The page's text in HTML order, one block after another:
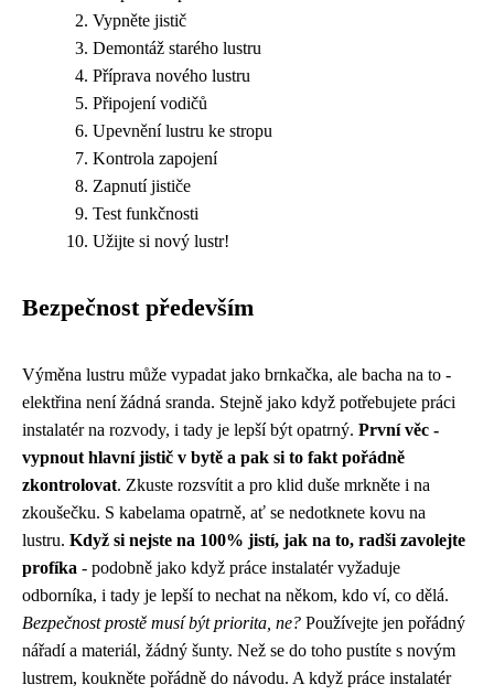
Vypněte jistič
Demontáž starého lustru
Příprava nového lustru
Připojení vodičů
Upevnění lustru ke stropu
Kontrola zapojení
Zapnutí jističe
Test funkčnosti
Užijte si nový lustr!
Bezpečnost především
Výměna lustru může vypadat jako brnkačka, ale bacha na to -
elektřina není žádná sranda. Stejně jako když potřebujete práci
instalatér na rozvody, i tady je lepší být opatrný. První věc -
vypnout hlavní jistič v bytě a pak si to fakt pořádně
zkontrolovat. Zkuste rozsvítit a pro klid duše mrkněte i na
zkoušečku. S kabelama opatrně, ať se nedotknete kovu na
lustru. Když si nejste na 100% jistí, jak na to, radši zavolejte
profíka - podobně jako když práce instalatér vyžaduje
odborníka, i tady je lepší to nechat na někom, kdo ví, co dělá.
Bezpečnost prostě musí být priorita, ne? Používejte jen pořádný
nářadí a materiál, žádný šunty. Než se do toho pustíte s novým
lustrem, koukněte pořádně do návodu. A když práce instalatér